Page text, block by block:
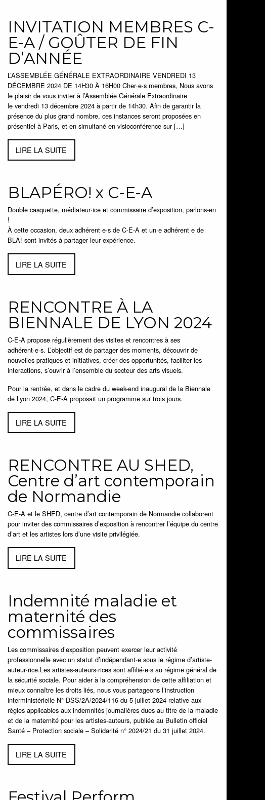
INVITATION MEMBRES C-
E-A / GOÛTER DE FIN
D’ANNÉE
L’ASSEMBLÉE GÉNÉRALE EXTRAORDINAIRE VENDREDI 13
DÉCEMBRE 2024 DE 14H30 À 16H00 Cher·e·s membres, Nous avons
le plaisir de vous inviter à l’Assemblée Générale Extraordinaire
le vendredi 13 décembre 2024 à partir de 14h30. Afin de garantir la
présence du plus grand nombre, ces instances seront proposées en
présentiel à Paris, et en simultané en visioconférence sur […]
LIRE LA SUITE
BLAPÉRO! x C-E-A
Double casquette, médiateur·ice et commissaire d’exposition, parlons-en
!
À cette occasion, deux adhérent·e·s de C-E-A et un·e adhérent·e de
BLA! sont invités à partager leur expérience.
LIRE LA SUITE
RENCONTRE À LA
BIENNALE DE LYON 2024
C-E-A propose régulièrement des visites et rencontres à ses
adhérent·e·s. L’objectif est de partager des moments, découvrir de
nouvelles pratiques et initiatives, créer des opportunités, faciliter les
interactions, s’ouvrir à l’ensemble du secteur des arts visuels.
Pour la rentrée, et dans le cadre du week-end inaugural de la Biennale
de Lyon 2024, C-E-A proposait un programme sur trois jours.
LIRE LA SUITE
RENCONTRE AU SHED,
Centre d’art contemporain
de Normandie
C-E-A et le SHED, centre d’art contemporain de Normandie collaborent
pour inviter des commissaires d’exposition à rencontrer l’équipe du centre
d’art et les artistes lors d’une visite privilégiée.
LIRE LA SUITE
Indemnité maladie et
maternité des
commissaires
Les commissaires d’exposition peuvent exercer leur activité
professionnelle avec un statut d’indépendant·e sous le régime d’artiste-
auteur·rice.Les artistes-auteurs·rices sont affilié·e·s au régime général de
la sécurité sociale. Pour aider à la compréhension de cette affiliation et
mieux connaître les droits liés, nous vous partageons l’instruction
interministérielle N° DSS/2A/2024/116 du 5 juillet 2024 relative aux
règles applicables aux indemnités journalières dues au titre de la maladie
et de la maternité pour les artistes-auteurs, publiée au Bulletin officiel
Santé – Protection sociale – Solidarité n° 2024/21 du 31 juillet 2024.
LIRE LA SUITE